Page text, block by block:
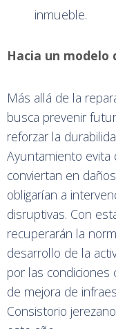
inmueble.
Hacia un
Más allá de la
busca prevenir
reforzar la
Ayuntamiento
conviertan en
obligarían a
disruptivas. Con
recuperarán la
desarrollo de la
por las condiciones
de mejora de
Consistorio